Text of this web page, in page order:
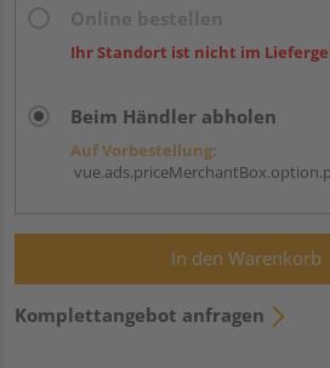
Ihr Standort ist nicht im
Beim Händler abholen
Auf Vorbestellung:
In den Warenkorb
Komplettangebot anfragen